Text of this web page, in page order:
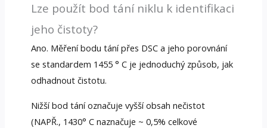
Lze použít bod tání niklu k identifikaci
jeho čistoty?
Ano. Měření bodu tání přes DSC a jeho porovnání
se standardem 1455 ° C je jednoduchý způsob, jak
odhadnout čistotu.
Nižší bod tání označuje vyšší obsah nečistot
(NAPŘ., 1430° C naznačuje ~ 0,5% celkové